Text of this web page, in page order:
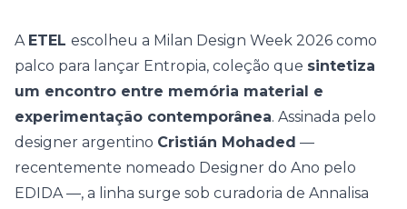
A ETEL escolheu a Milan Design Week 2026 como
palco para lançar Entropia, coleção que sintetiza
um encontro entre memória material e
experimentação contemporânea. Assinada pelo
designer argentino Cristián Mohaded —
recentemente nomeado Designer do Ano pelo
EDIDA —, a linha surge sob curadoria de Annalisa